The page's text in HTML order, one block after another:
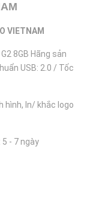
VIETNAM
8GB Hãng sản
USB: 2.0 / Tốc
hình, In/ khắc logo
- 7 ngày